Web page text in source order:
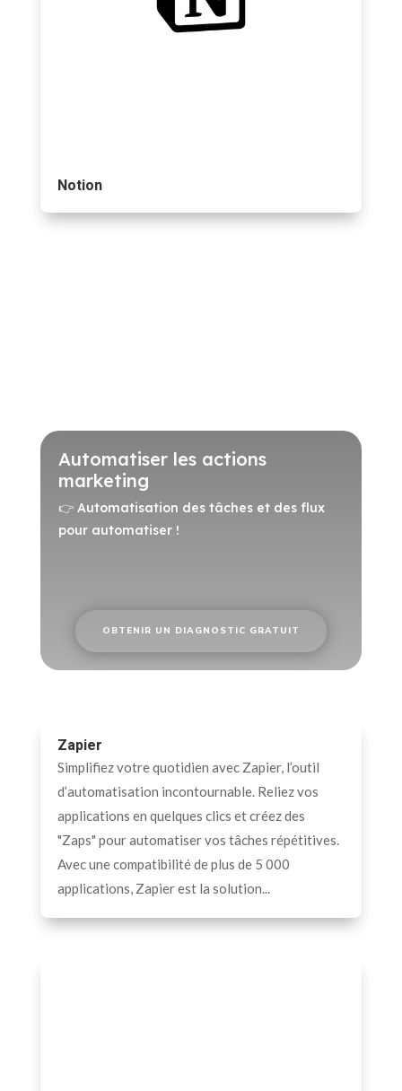
Notion
Automatiser les actions
marketing
👉 Automatisation des tâches et des flux
pour automatiser !
OBTENIR UN DIAGNOSTIC GRATUIT
Zapier
Simplifiez votre quotidien avec Zapier, l’outil
d’automatisation incontournable. Reliez vos
applications en quelques clics et créez des
"Zaps" pour automatiser vos tâches répétitives.
Avec une compatibilité de plus de 5 000
applications, Zapier est la solution...